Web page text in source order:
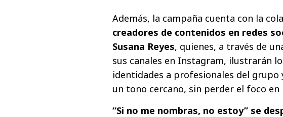
Además, la campaña cuenta con la
creadores de contenidos en redes
Susana Reyes, quienes, a través de
sus canales en Instagram, ilustrarán
identidades a profesionales del grupo
un tono cercano, sin perder el foco
“Si no me nombras, no estoy” se